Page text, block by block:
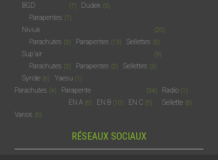
BGD (7)
Parapentes (7)
Dudek (3)
Niviuk (20)
Parachutes (2) Parapentes (13) Sellettes (5)
Sup'air (9)
Parachutes (2) Parapentes (2) Sellettes (3)
Syride (6) Yaesu (1)
Parachutes (4) Parapente (34)
EN A (6) EN B (10) EN C (5)
Radio (1)
Sellette (8)
Varios (6)
RÉSEAUX SOCIAUX